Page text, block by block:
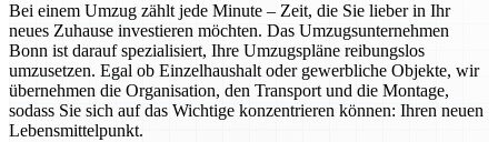
Bei einem Umzug zählt jede Minute – Zeit, die Sie lieber in Ihr
neues Zuhause investieren möchten. Das Umzugsunternehmen
Bonn ist darauf spezialisiert, Ihre Umzugspläne reibungslos
umzusetzen. Egal ob Einzelhaushalt oder gewerbliche Objekte, wir
übernehmen die Organisation, den Transport und die Montage,
sodass Sie sich auf das Wichtige konzentrieren können: Ihren neuen
Lebensmittelpunkt.